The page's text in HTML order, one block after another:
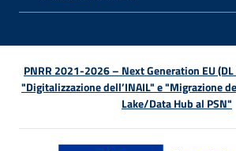
PNRR 2021-2026 – Next Generation EU
"Digitalizzazione dell’INAIL" e "Migrazione
Lake/Data Hub al PSN"